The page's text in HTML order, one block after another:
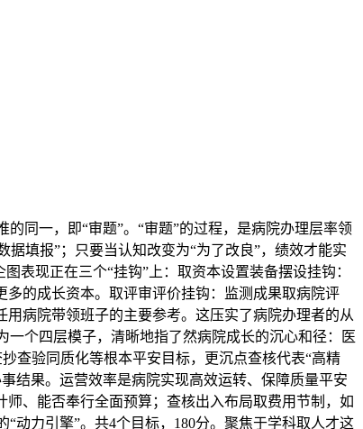
同一，即“审题”。“审题”的过程，是病院办理层率领
填报”；只要当认知改变为“为了改良”，绩效才能实
表现正在三个“挂钩”上：取资本设置装备摆设挂钩：
的成长资本。取评审评价挂钩：监测成果取病院评
病院带领班子的主要参考。这压实了病院办理者的从
个四层模子，清晰地指了然病院成长的沉心和径：医
查验同质化等根本平安目标，更沉点查核代表“高精
结果。运营效率是病院实现高效运转、保障质量平安
、能否奉行全面预算；查核出入布局取费用节制，如
动力引擎”。共4个目标，180分。聚焦于学科取人才这